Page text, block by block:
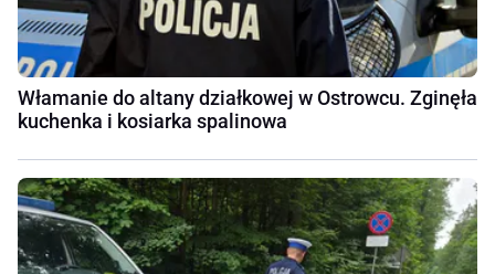
Włamanie do altany działkowej w Ostrowcu. Zginęła
kuchenka i kosiarka spalinowa